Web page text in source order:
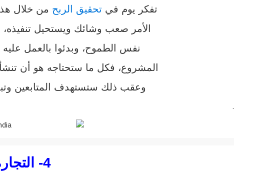
تفكر يوم في تحقيق الربح من خلال
الأمر صعب وشائك ويستحيل تنفيذه،
نفس الطموح، وبدئوا بالعمل
المشروع، فكل ما ستحتاجه هو أن
وعقب ذلك ستستهدف المتابعين
.
4- التجارة الإلكترونية أقوى فكرة مشروع